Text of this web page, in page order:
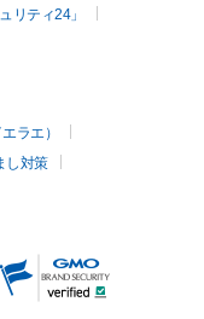
リティ24」
ラエ）
し対策